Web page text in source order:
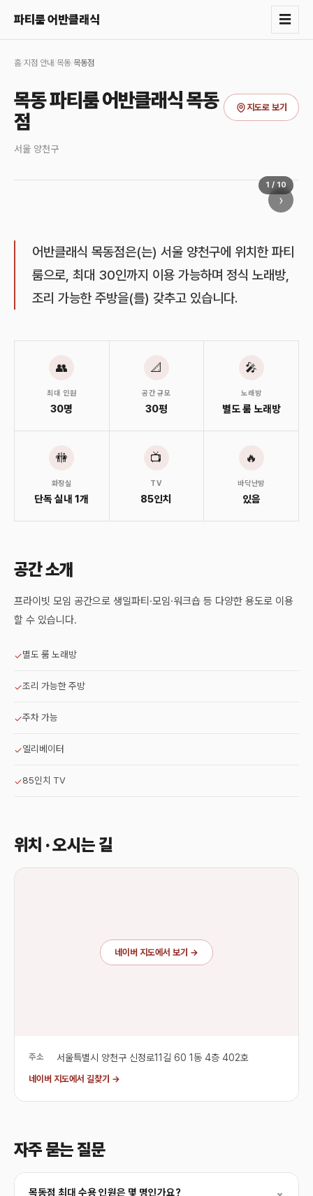
파티룸 어반클래식 ☰
홈/ 지점 안내 목동 목동점
목동 파티룸 어반클래식 목동
점
지도로 보기
서울 양천구
›
1 / 10
어반클래식 목동점은(는) 서울 양천구에 위치한 파티
룸으로, 최대 30인까지 이용 가능하며 정식 노래방,
조리 가능한 주방을(를) 갖추고 있습니다.
👥
최대 인원
30명
📐
공간 규모
30평
🎤
노래방
별도 룸 노래방
🚻
화장실
단독 실내 1개
📺
TV
85인치
🔥
바닥난방
있음
공간 소개
프라이빗 모임 공간으로 생일파티·모임·워크숍 등 다양한 용도로 이용
할 수 있습니다.
✓별도 룸 노래방
✓조리 가능한 주방
✓주차 가능
✓엘리베이터
✓85인치 TV
위치 · 오시는 길
네이버 지도에서 보기 →
주소 서울특별시 양천구 신정로11길 60 1동 4층 402호
네이버 지도에서 길찾기 →
자주 묻는 질문
목동점 최대 수용 인원은 몇 명인가요? ⌄